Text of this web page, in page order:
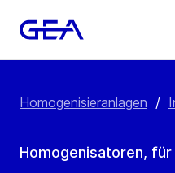
Homogenisieranlagen /
Homogenisatoren,